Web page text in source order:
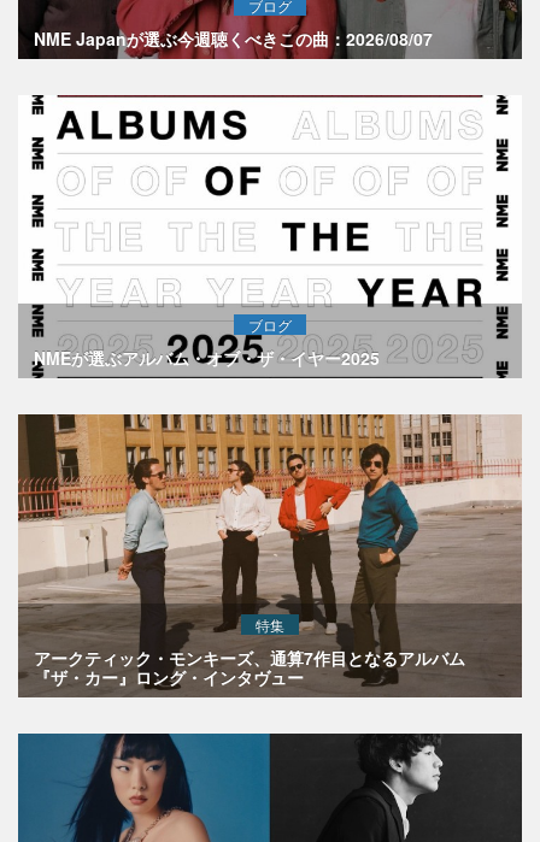
ブログ
NME Japanが選ぶ今週聴くべきこの曲：2026/08/07
ブログ
NMEが選ぶアルバム・オブ・ザ・イヤー2025
特集
アークティック・モンキーズ、通算7作目となるアルバム
『ザ・カー』ロング・インタヴュー